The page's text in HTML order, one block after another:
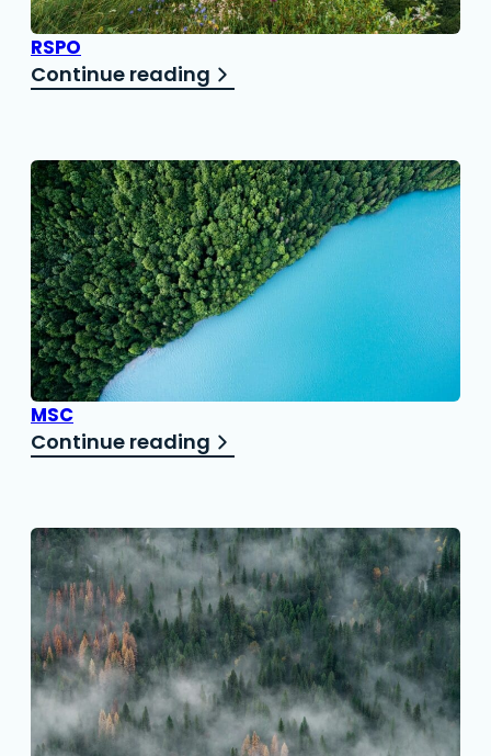
RSPO
Continue reading
MSC
Continue reading